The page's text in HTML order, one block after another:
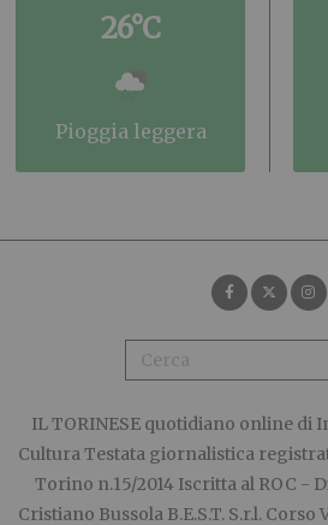
26°C
pioggia leggera
IL TORINESE quotidiano online di
Cultura Testata giornalistica
Torino n.15/2014 Iscritta al ROC -
Cristiano Bussola B.E.S.T. S.r.l.